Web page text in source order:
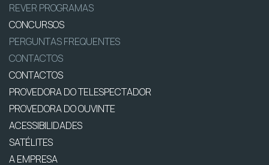
REVER PROGRAMAS
CONCURSOS
PERGUNTAS FREQUENTES
CONTACTOS
CONTACTOS
PROVEDORA DO TELESPECTADOR
PROVEDORA DO OUVINTE
ACESSIBILIDADES
SATÉLITES
A EMPRESA